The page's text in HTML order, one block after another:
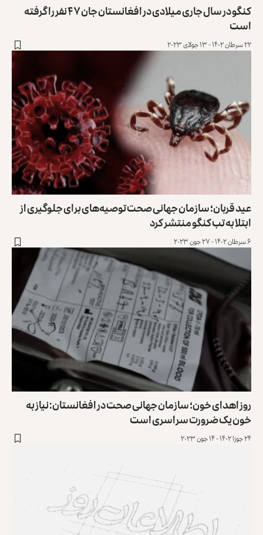
کنگو در سال جاری میلادی در افغانستان جان ۴۷ نفر را گرفته
است
۲۲ سرطان ۱۴۰۲ - ۱۳ جولای ۲۰۲۳
عید قربان؛ سازمان جهانی صحت توصیه‌های برای جلوگیری از
ابتلا به تب کنگو منتشر کرد
۶ سرطان ۱۴۰۲ - ۲۷ جون ۲۰۲۳
روز اهدای خون؛ سازمان جهانی صحت در افغانستان: نیاز به
خون یک ضرورت سراسری است
۲۴ جوزا ۱۴۰۲ - ۱۴ جون ۲۰۲۳